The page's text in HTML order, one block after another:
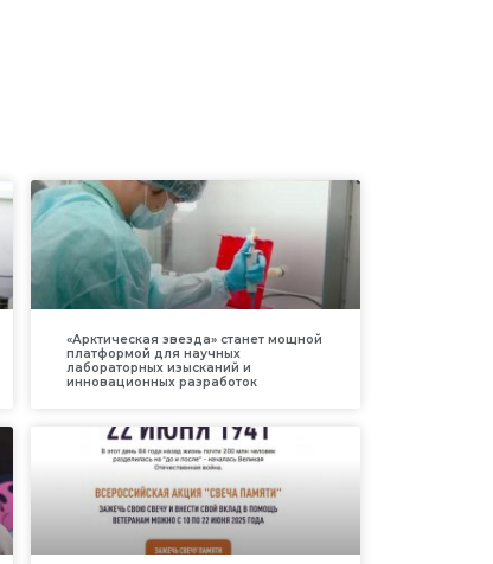
«Арктическая звезда» станет мощной
платформой для научных
лабораторных изысканий и
инновационных разработок